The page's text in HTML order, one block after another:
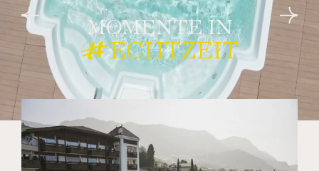
MOMENTE IN
ECHTZEIT